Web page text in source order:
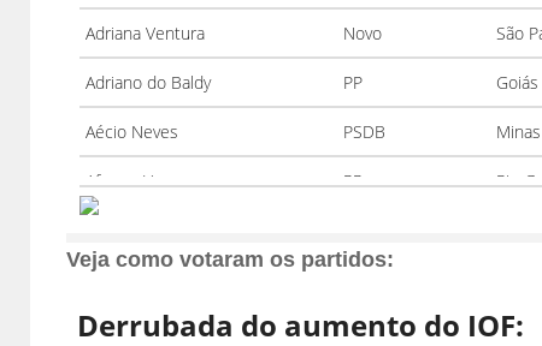
Veja como votaram os partidos: